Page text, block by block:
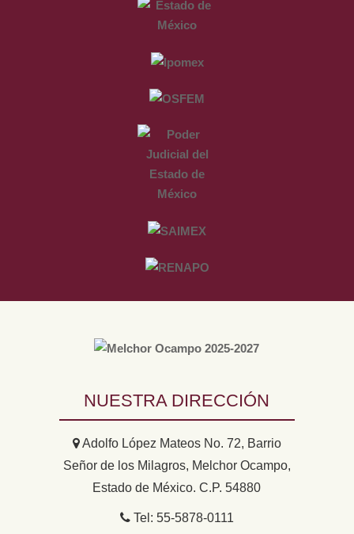
NUESTRA DIRECCIÓN
Adolfo López Mateos No. 72, Barrio
Señor de los Milagros, Melchor Ocampo,
Estado de México. C.P. 54880
Tel: 55-5878-0111